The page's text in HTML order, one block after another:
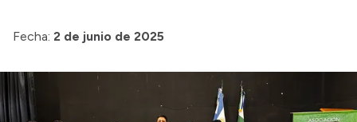
Consulta de expedientes
Convocatorias
Intranet
Fecha: 2 de junio de 2025